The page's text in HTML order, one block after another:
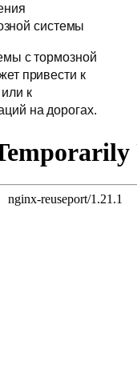
системы
с тормозной
привести к
к
на дорогах.